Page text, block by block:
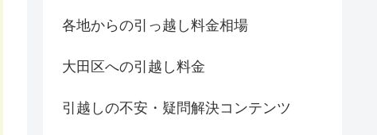
各地からの引っ越し料金相場
大田区への引越し料金
引越しの不安・疑問解決コンテンツ